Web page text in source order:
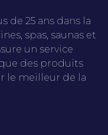
de 25 ans dans la
spas, saunas et
un service
des produits
le meilleur de la